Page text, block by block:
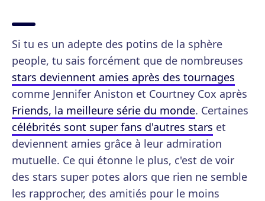
Si tu es un adepte des potins de la sphère
people, tu sais forcément que de nombreuses
stars deviennent amies après des tournages
comme Jennifer Aniston et Courtney Cox après
Friends, la meilleure série du monde. Certaines
célébrités sont super fans d'autres stars et
deviennent amies grâce à leur admiration
mutuelle. Ce qui étonne le plus, c'est de voir
des stars super potes alors que rien ne semble
les rapprocher, des amitiés pour le moins